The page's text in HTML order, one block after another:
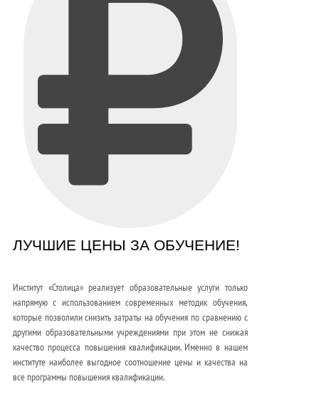
ЛУЧШИЕ ЦЕНЫ ЗА ОБУЧЕНИЕ!
Институт «Столица» реализует образовательные услуги только
напрямую с использованием современных методик обучения,
которые позволили снизить затраты на обучения по сравнению с
другими образовательными учреждениями при этом не снижая
качество процесса повышения квалификации. Именно в нашем
институте наиболее выгодное соотношение цены и качества на
все программы повышения квалификации.